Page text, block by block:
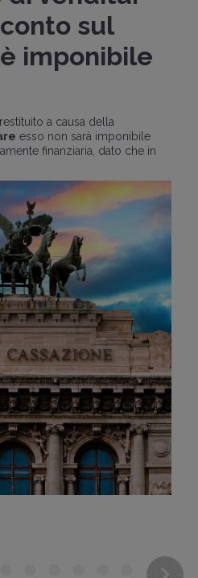
sul
imponibile
a causa della
esso non sarà imponibile
finanziaria, dato che in